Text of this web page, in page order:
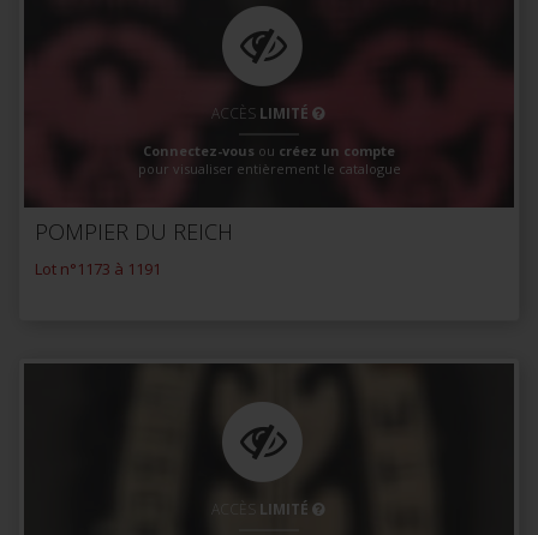
ACCÈS LIMITÉ
Connectez-vous ou créez un compte
pour visualiser entièrement le catalogue
POMPIER DU REICH
Lot n°1173 à 1191
ACCÈS LIMITÉ